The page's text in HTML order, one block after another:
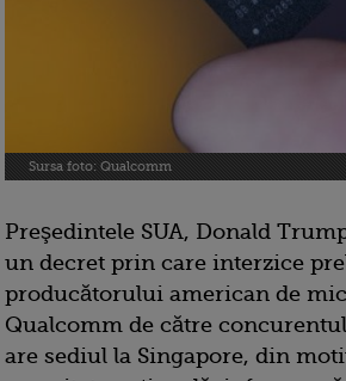
Sursa foto: Qualcomm
Preşedintele SUA, Donald
un decret prin care interzice
producătorului american de
Qualcomm de către
are sediul la Singapore, din